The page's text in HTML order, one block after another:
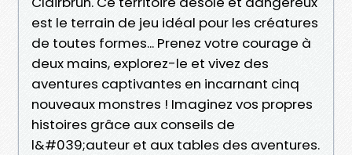
est le terrain de jeu idéal pour les créatures
de toutes formes... Prenez votre courage à
deux mains, explorez-le et vivez des
aventures captivantes en incarnant cinq
nouveaux monstres ! Imaginez vos propres
histoires grâce aux conseils de
l&#039;auteur et aux tables des aventures.